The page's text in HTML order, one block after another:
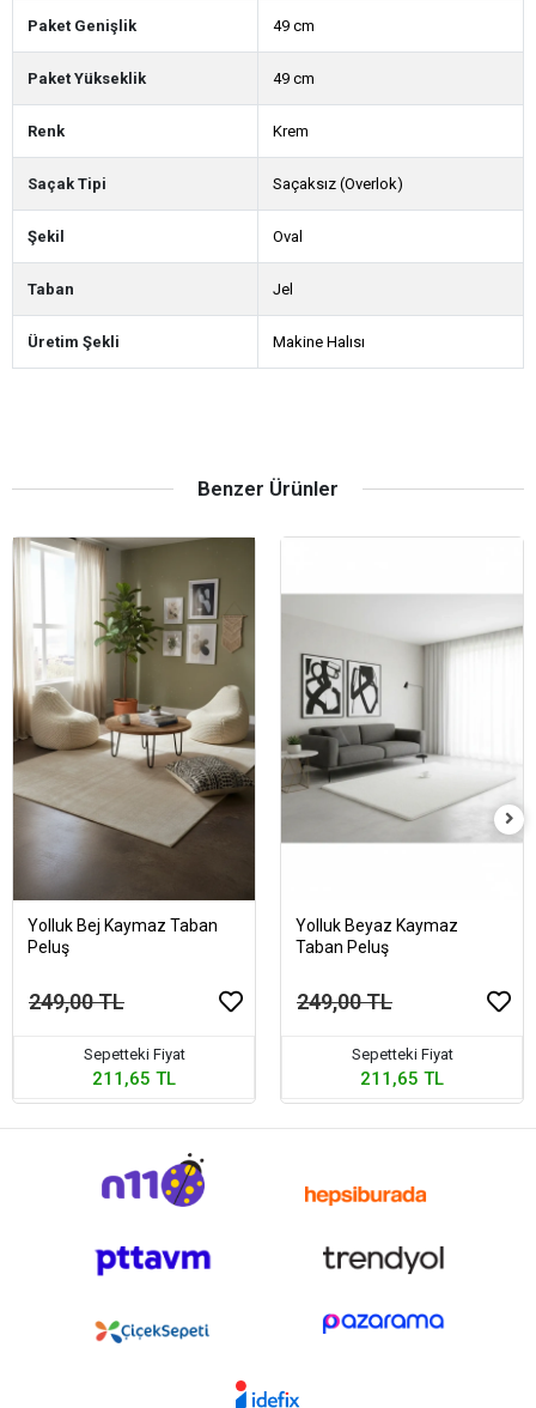
Paket Genişlik 49 cm
Paket Yükseklik 49 cm
Renk Krem
Saçak Tipi Saçaksız (Overlok)
Şekil Oval
Taban Jel
Üretim Şekli Makine Halısı
Benzer Ürünler
Yolluk Bej Kaymaz Taban
Peluş
249,00 TL
Sepetteki Fiyat
211,65 TL
Yolluk Beyaz Kaymaz
Taban Peluş
249,00 TL
Sepetteki Fiyat
211,65 TL